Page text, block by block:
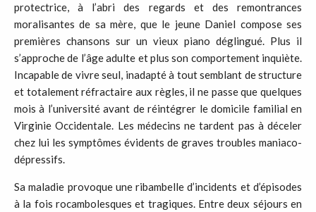
protectrice, à l’abri des regards et des remontrances
moralisantes de sa mère, que le jeune Daniel compose ses
premières chansons sur un vieux piano déglingué. Plus il
s’approche de l’âge adulte et plus son comportement inquiète.
Incapable de vivre seul, inadapté à tout semblant de structure
et totalement réfractaire aux règles, il ne passe que quelques
mois à l’université avant de réintégrer le domicile familial en
Virginie Occidentale. Les médecins ne tardent pas à déceler
chez lui les symptômes évidents de graves troubles maniaco-
dépressifs.
Sa maladie provoque une ribambelle d’incidents et d’épisodes
à la fois rocambolesques et tragiques. Entre deux séjours en